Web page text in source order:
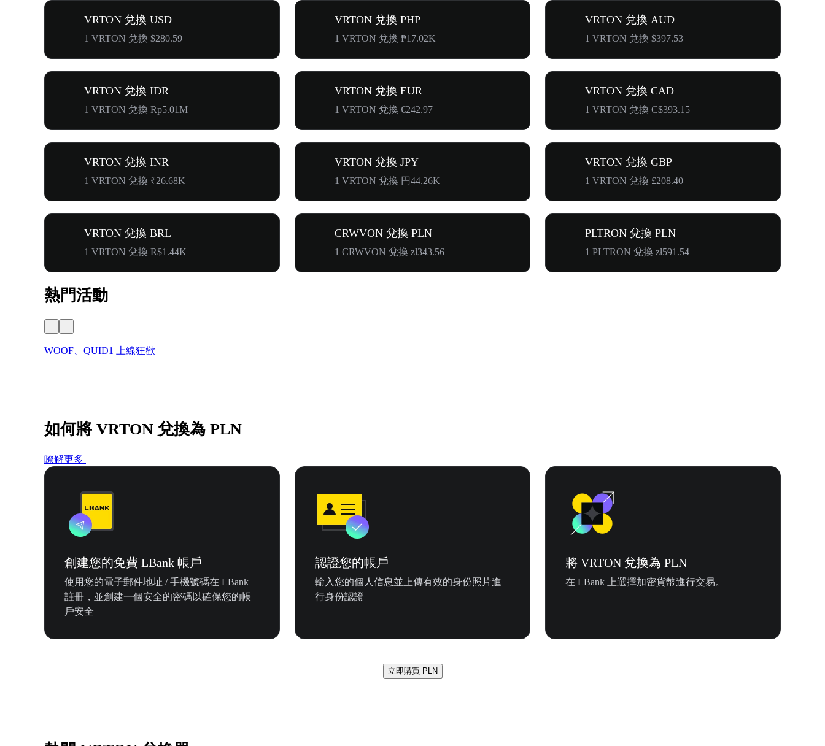
VRTON 兌換 USD
1 VRTON 兌換 $280.59
VRTON 兌換 PHP
1 VRTON 兌換 ₱17.02K
VRTON 兌換 AUD
1 VRTON 兌換 $397.53
VRTON 兌換 IDR
1 VRTON 兌換 Rp5.01M
VRTON 兌換 EUR
1 VRTON 兌換 €242.97
VRTON 兌換 CAD
1 VRTON 兌換 C$393.15
VRTON 兌換 INR
1 VRTON 兌換 ₹26.68K
VRTON 兌換 JPY
1 VRTON 兌換 円44.26K
VRTON 兌換 GBP
1 VRTON 兌換 £208.40
VRTON 兌換 BRL
1 VRTON 兌換 R$1.44K
CRWVON 兌換 PLN
1 CRWVON 兌換 zł343.56
PLTRON 兌換 PLN
1 PLTRON 兌換 zł591.54
熱門活動
WOOF、QUID1 上線狂歡
如何將 VRTON 兌換為 PLN
瞭解更多
創建您的免費 LBank 帳戶
使用您的電子郵件地址 / 手機號碼在 LBank
註冊，並創建一個安全的密碼以確保您的帳
戶安全
認證您的帳戶
輸入您的個人信息並上傳有效的身份照片進
行身份認證
將 VRTON 兌換為 PLN
在 LBank 上選擇加密貨幣進行交易。
立即購買 PLN